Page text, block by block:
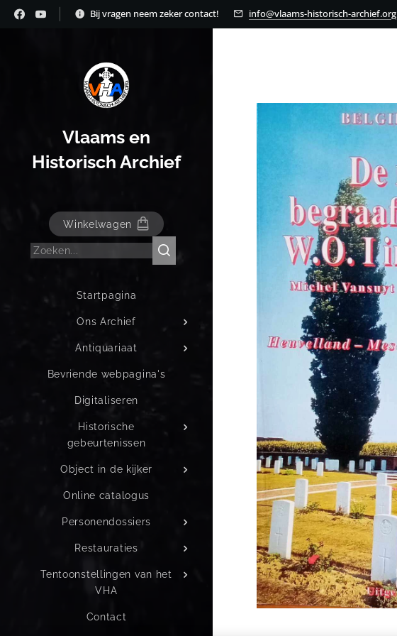
Bij vragen neem zeker contact! info@vlaams-historisch-archief.org
Vlaams en
Historisch Archief
Winkelwagen
Startpagina
Ons Archief
Antiquariaat
Bevriende webpagina's
Digitaliseren
Historische
gebeurtenissen
Object in de kijker
Online catalogus
Personendossiers
Restauraties
Tentoonstellingen van het
VHA
Contact